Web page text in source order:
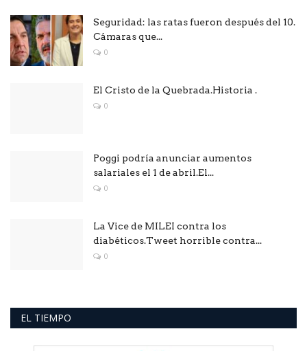
Seguridad: las ratas fueron después del 10.
Cámaras que...
0
El Cristo de la Quebrada.Historia .
0
Poggi podría anunciar aumentos
salariales el 1 de abril.El...
0
La Vice de MILEI contra los
diabéticos.Tweet horrible contra...
0
EL TIEMPO